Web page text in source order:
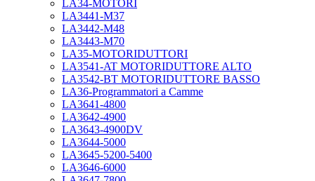
LA34-MOTORI
LA3441-M37
LA3442-M48
LA3443-M70
LA35-MOTORIDUTTORI
LA3541-AT MOTORIDUTTORE ALTO
LA3542-BT MOTORIDUTTORE BASSO
LA36-Programmatori a Camme
LA3641-4800
LA3642-4900
LA3643-4900DV
LA3644-5000
LA3645-5200-5400
LA3646-6000